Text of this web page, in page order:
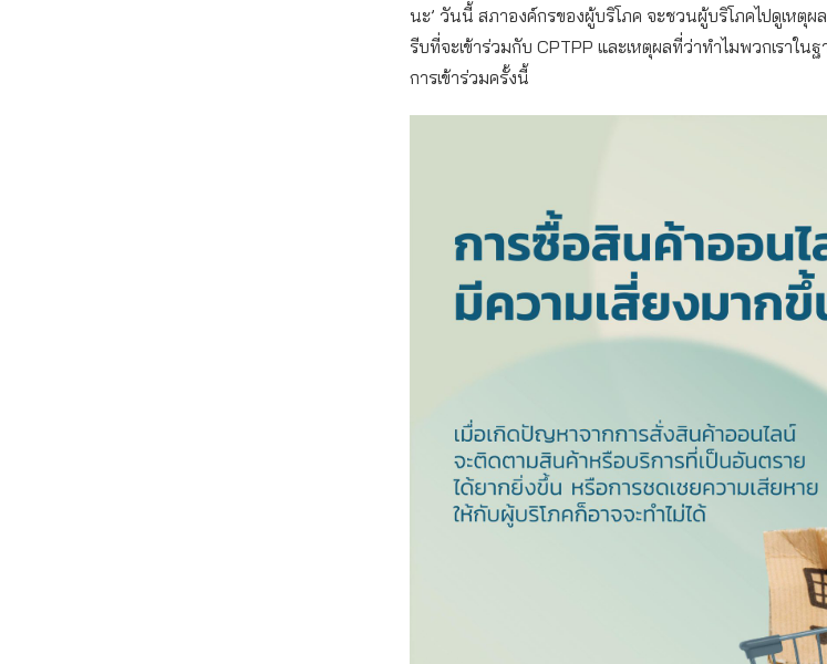
นะ’ วันนี้ สภาองค์กรของผู้บริโภค จะชวนผู้บริโภคไปดูเหตุผล
รีบที่จะเข้าร่วมกับ CPTPP และเหตุผลที่ว่าทำไมพวกเราใ
การเข้าร่วมครั้งนี้